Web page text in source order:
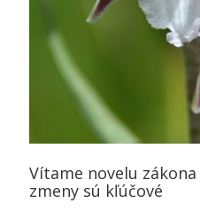
Vítame novelu
zmeny sú kľúčové